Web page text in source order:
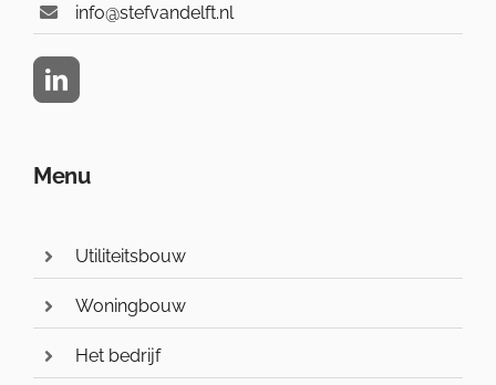
info@stefvandelft.nl
Menu
Utiliteitsbouw
Woningbouw
Het bedrijf